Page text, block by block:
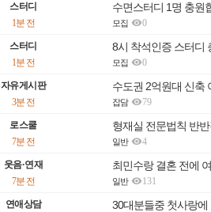
스터디 수면스터디 1명 충원
1분 전 모집 0
스터디 8시 착석인증 스터디
1분 전 모집 0
자유게시판 수도권 2억원대 신축
3분 전 잡담 79
로스쿨 형재실 전문법칙 반
7분 전 일반 4
웃음·연재 최민수랑 결혼 전에
7분 전 일반 131
연애상담 30대분들중 첫사랑